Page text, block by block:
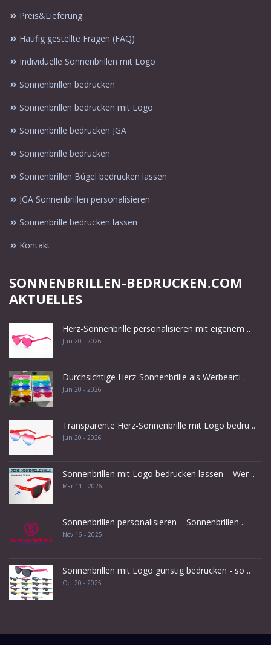
Preis&Lieferung
Häufig gestellte Fragen (FAQ)
Individuelle Sonnenbrillen mit Logo
Sonnenbrillen bedrucken
Sonnenbrillen bedrucken mit Logo
Sonnenbrille bedrucken JGA
Sonnenbrille bedrucken
Sonnenbrillen Bügel bedrucken lassen
JGA Sonnenbrillen personalisieren
Sonnenbrille bedrucken lassen
Kontakt
SONNENBRILLEN-BEDRUCKEN.COM
AKTUELLES
Herz-Sonnenbrille personalisieren mit eigenem ..
Jun 20 - 2026
Durchsichtige Herz-Sonnenbrille als Werbearti ..
Jun 20 - 2026
Transparente Herz-Sonnenbrille mit Logo bedru ..
Jun 20 - 2026
Sonnenbrillen mit Logo bedrucken lassen – Wer ..
Mar 11 - 2026
Sonnenbrillen personalisieren – Sonnenbrillen ..
Nov 16 - 2025
Sonnenbrillen mit Logo günstig bedrucken - so ..
Oct 20 - 2025